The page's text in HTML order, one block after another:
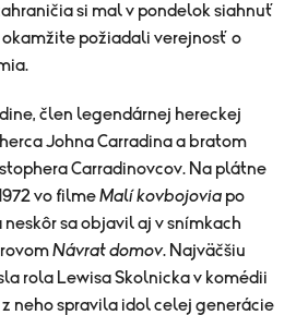
si mal v pondelok siahnuť
požiadali verejnosť o
člen legendárnej hereckej
Johna Carradina a bratom
Carradinovcov. Na plátne
vo filmeMalí kovbojovia po
neskôr sa objavil aj v snímkach
Návrat domov. Najväčšiu
rola Lewisa Skolnicka v komédii
z neho spravila idol celej generácie